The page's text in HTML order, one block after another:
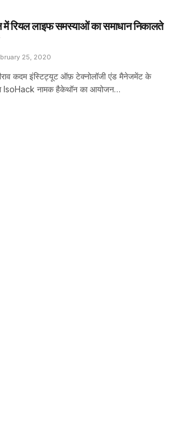
लाइफ समस्याओं का समाधान निकालते
25, 2020
कदम इंस्टिट्यूट ऑफ़ टेक्नोलॉजी एंड मैनेजमेंट के
IsoHack नामक हैकेथॉन का आयोजन…